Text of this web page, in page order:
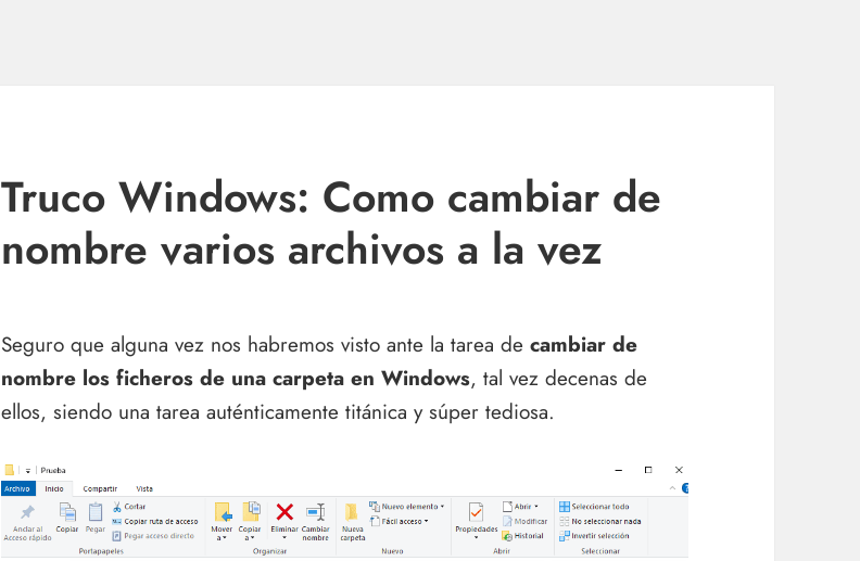
Truco Windows: Como cambiar de
nombre varios archivos a la vez
Seguro que alguna vez nos habremos visto ante la tarea decambiar de
nombre los ficheros de una carpeta en Windows, tal vez decenas de
ellos, siendo una tarea auténticamente titánica y súper tediosa.